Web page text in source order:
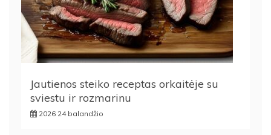
Jautienos steiko receptas orkaitėje su
sviestu ir rozmarinu
2026 24 balandžio